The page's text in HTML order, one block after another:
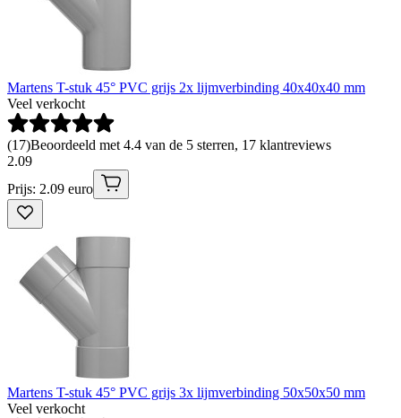
Martens T-stuk 45° PVC grijs 2x lijmverbinding 40x40x40 mm
Veel verkocht
(17)Beoordeeld met 4.4 van de 5 sterren, 17 klantreviews
2.09
Prijs: 2.09 euro
Martens T-stuk 45° PVC grijs 3x lijmverbinding 50x50x50 mm
Veel verkocht